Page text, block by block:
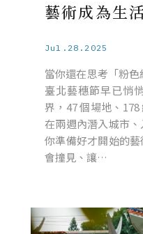
藝術成為生
Jul.28.2025
當你還在思考「粉
臺北藝穗節早已悄
界，47 個場地、178
在兩週內潛入城市
你準備好才開始的
會撞見、讓…